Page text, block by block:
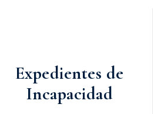
Expedientes de
Incapacidad